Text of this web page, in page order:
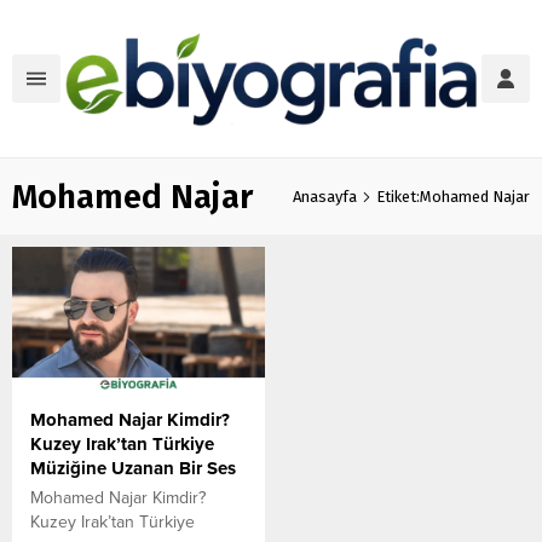
Mohamed Najar Anasayfa Etiket:Mohamed Najar
Mohamed Najar Kimdir?
Kuzey Irak’tan Türkiye
Müziğine Uzanan Bir Ses
Mohamed Najar Kimdir?
Kuzey Irak’tan Türkiye